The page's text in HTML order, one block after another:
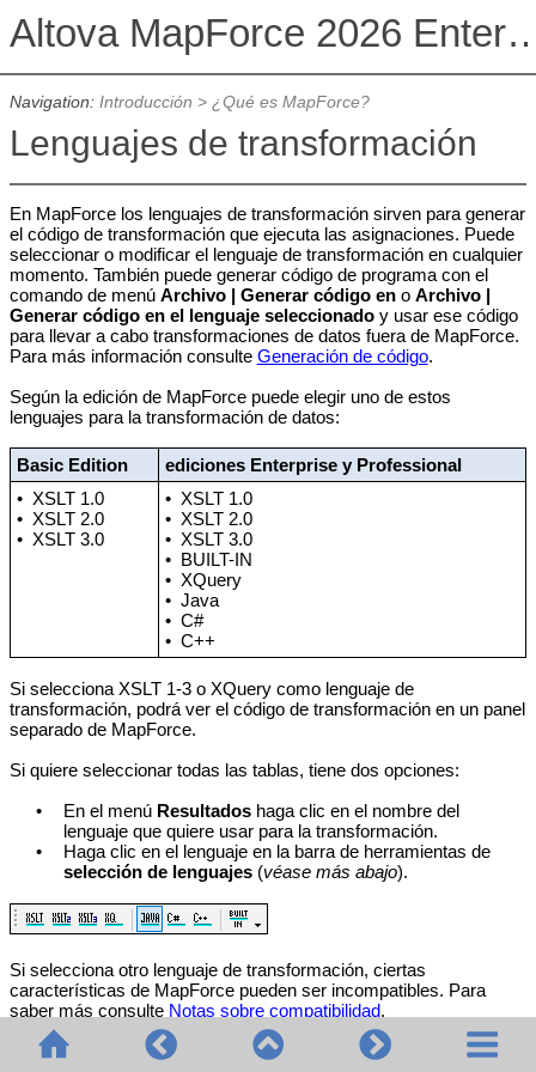
Altova MapForce 2026
Navigation: Introducción > ¿Qué es MapForce?
Lenguajes de transformación
En MapForce los lenguajes de transformación sirven para generar
el código de transformación que ejecuta las asignaciones. Puede
seleccionar o modificar el lenguaje de transformación en cualquier
momento. También puede generar código de programa con el
comando de menú Archivo | Generar código eno Archivo |
Generar código en el lenguaje seleccionadoy usar ese código
para llevar a cabo transformaciones de datos fuera de MapForce.
Para más información consulte Generación de código.
Según la edición de MapForce puede elegir uno de estos
lenguajes para la transformación de datos:
Basic Edition
ediciones Enterprise y Professional
• XSLT 1.0
• XSLT 2.0
• XSLT 3.0
• XSLT 1.0
• XSLT 2.0
• XSLT 3.0
• BUILT-IN
• XQuery
• Java
• C#
• C++
Si selecciona XSLT 1-3 o XQuery como lenguaje de
transformación, podrá ver el código de transformación en un panel
separado de MapForce.
Si quiere seleccionar todas las tablas, tiene dos opciones:
•
En el menú Resultados haga clic en el nombre del
lenguaje que quiere usar para la transformación.
•
Haga clic en el lenguaje en la barra de herramientas de
selección de lenguajes (véase más abajo).
Si selecciona otro lenguaje de transformación, ciertas
características de MapForce pueden ser incompatibles. Para
saber más consulte Notas sobre compatibilidad.
Durante el proceso de diseño o la vista previa, MapForce valida